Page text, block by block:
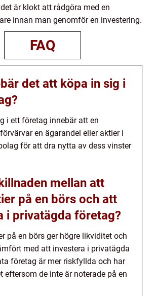
är klokt att rådgöra med en
innan man genomför en investering.
FAQ
det att köpa in sig i
i ett företag innebär att en
en ägarandel eller aktier i
för att dra nytta av dess vinster
mellan att
på en börs och att
i privatägda företag?
på en börs ger högre likviditet och
med att investera i privatägda
företag är mer riskfyllda och har
eftersom de inte är noterade på en